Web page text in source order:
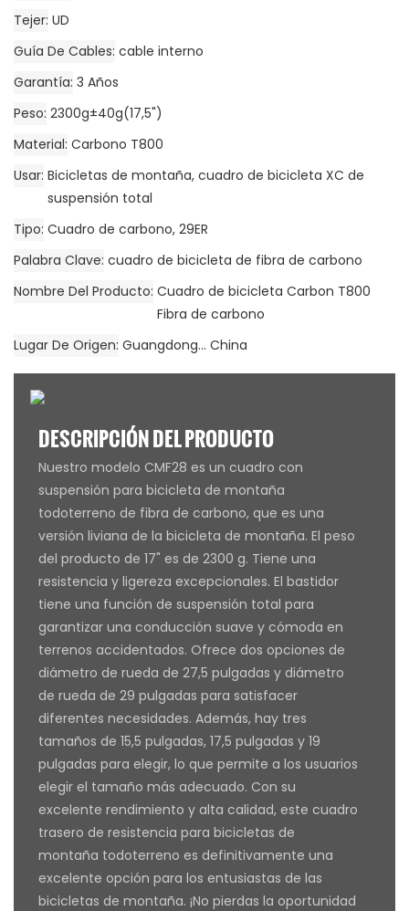
Tejer UD
Guía De Cables cable interno
Garantía 3 Años
Peso 2300g±40g(17,5")
Material Carbono T800
Usar Bicicletas de montaña, cuadro de bicicleta XC de
suspensión total
Tipo Cuadro de carbono, 29ER
Palabra Clave cuadro de bicicleta de fibra de carbono
Nombre Del Producto Cuadro de bicicleta Carbon T800
Fibra de carbono
Lugar De Origen Guangdong... China
DESCRIPCIÓN DEL PRODUCTO
Nuestro modelo CMF28 es un cuadro con
suspensión para bicicleta de montaña
todoterreno de fibra de carbono, que es una
versión liviana de la bicicleta de montaña. El peso
del producto de 17" es de 2300 g. Tiene una
resistencia y ligereza excepcionales. El bastidor
tiene una función de suspensión total para
garantizar una conducción suave y cómoda en
terrenos accidentados. Ofrece dos opciones de
diámetro de rueda de 27,5 pulgadas y diámetro
de rueda de 29 pulgadas para satisfacer
diferentes necesidades. Además, hay tres
tamaños de 15,5 pulgadas, 17,5 pulgadas y 19
pulgadas para elegir, lo que permite a los usuarios
elegir el tamaño más adecuado. Con su
excelente rendimiento y alta calidad, este cuadro
trasero de resistencia para bicicletas de
montaña todoterreno es definitivamente una
excelente opción para los entusiastas de las
bicicletas de montaña. ¡No pierdas la oportunidad